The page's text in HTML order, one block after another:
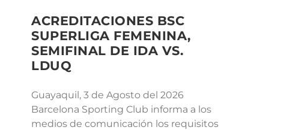
ACREDITACIONES BSC
SUPERLIGA FEMENINA,
SEMIFINAL DE IDA VS.
LDUQ
Guayaquil, 3 de Agosto del 2026
Barcelona Sporting Club informa a los
medios de comunicación los requisitos